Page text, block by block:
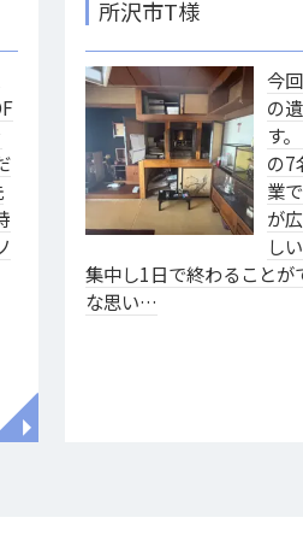
◥
所沢市T様
今
の
す
の7
業
が
し
集中し1日で終わること
な思い…